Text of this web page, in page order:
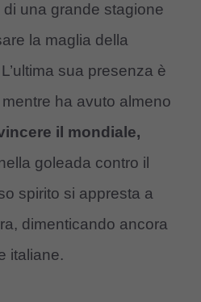
una grande stagione
la maglia della
sua presenza è
ha avuto almeno
il mondiale,
goleada contro il
spirito si appresta a
dimenticando ancora
italiane.